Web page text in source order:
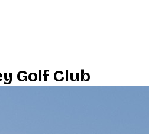
Golf Club